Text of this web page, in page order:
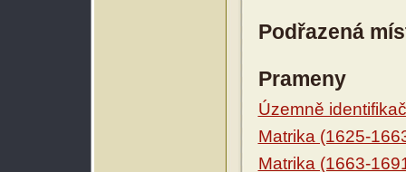
Podřazená
Prameny
Územně
Matrika (1625-
Matrika (1663-